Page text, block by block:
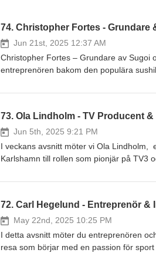
74. Christopher Fortes - Grundare
Jun 21st, 2025 12:37 AM
Christopher Fortes – Grundare av Sugoi
entreprenören bakom den populära
den allra första restaurangen. Resan
verklighet genom hårt arbete och passion för mat.🥘 🎙️Missa inte detta
restaurangägare – och vad som krävs
🎶Musik / Klippning: Marsson 📲 Besök
Facebook Instagram LinkedIn
73. Ola Lindholm - TV Producent
Jun 5th, 2025 9:21 PM
I veckans avsnitt möter vi Ola Lindholm, en av
Karlshamn till rollen som pionjär på TV3
Wild Kids, Melodifestivalen och sin egen
den. Vi blickar också framåt: hur han
TV- produktionsbolag tillsammans med
och att våga gå sin egen väg i
Spritan i Ödåkra. Under inspelningen
72. Carl Hegelund - Entreprenör &
May 22nd, 2025 10:25 PM
I detta avsnitt möter du entreprenören
resa som börjar med en passion för